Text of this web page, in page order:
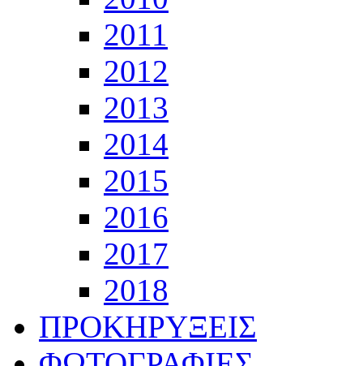
2011
2012
2013
2014
2015
2016
2017
2018
ΠΡΟΚΗΡΥΞΕΙΣ